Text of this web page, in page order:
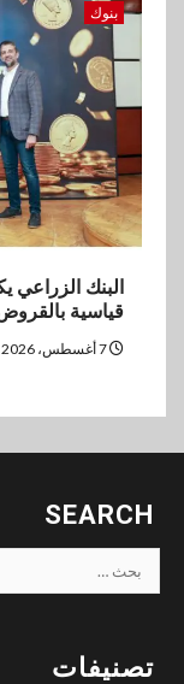
بنوك
البنك الزراعي
قياسية بالقروض
SEARCH
عن:
تصنيفات